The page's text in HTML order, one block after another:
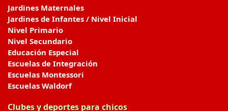
Jardines Maternales
Jardines de Infantes / Nivel Inicial
Nivel Primario
Nivel Secundario
Educación Especial
Escuelas de Integración
Escuelas Montessori
Escuelas Waldorf
Clubes y deportes para chicos